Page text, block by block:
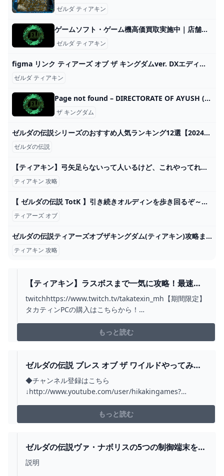
ゼルダ ティアキン
ゲームソフト・ゲーム機高価買取実施中｜店舗・商品情報｜エディオンメンバーズサイト
ゼルダ ティアキン
figma リンク ティアーズ オブ ザ キングダムver. DXエディション GOOD SMILE COMPANY
ゼルダ ティアキン
Page not found – DIRECTORATE OF AYUSH (M.S.)
ザ キングダム
ゼルダの伝説シリーズのおすすめ人気ランキング12選【2024年】 マイベスト
ゼルダの伝説
【ティアキン】弓矢足らないって人いるけど、これやってれば普通にカンストするよな ゼルダの伝説ティアーズオブザキングダム(ティアキン)攻略まとめ-コログ速報
ティアキン 攻略
【 ゼルダの伝説 TotK 】引き続きオルディンを歩き回るぞ～！な、うさ耳とリンクの冒険｜ ティアーズオブザキングダム 初見プレイ 【 #ろるこのおうち 】 - YouTube
ティアーズ オブ
ゼルダの伝説ティアーズオブザキングダム(ティアキン)攻略まとめ-コログ速報 ページ 45
ティアキン 攻略
【ティアキン】ラスボスまで一気に攻略！最速生
放送 発売後0時から PART１『ゼルダの伝説 ティ
アーズ オブ ザ キングダム』 - YOUTUBE
twitchhttps://www.twitch.tv/takatexin_mh【期間限定】
タカティンPCの購入はこちらから！
ールは楽しい生放送になるよう必ず守ってください。・
クエスト中は特にコメントを見る余裕がありませ...
もっと読む
ゼルダの伝説 ブレス オブ ザ ワイルドやってみ
た！【ヒカキンゲームズ】【任天堂スイッチ】 -
YOUTUBE
◆チャンネル登録はこちら
↓http://www.youtube.com/user/hikakingames?
↓https://twitter.com/hikakin◆インスタグラム
https://instagram.com/hikakin/◆日常動画のヒカキン
もっと読む
ゼルダの伝説ヴァ・ナボリスの5つの制御端末を起
動する方法 - YOUTUBE
説明